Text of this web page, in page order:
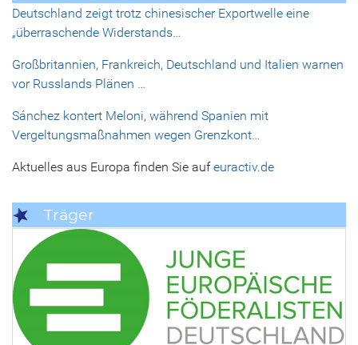
Deutschland zeigt trotz chinesischer Exportwelle eine
„überraschende Widerstands…
Großbritannien, Frankreich, Deutschland und Italien warnen
vor Russlands Plänen …
Sánchez kontert Meloni, während Spanien mit
Vergeltungsmaßnahmen wegen Grenzkont…
Aktuelles aus Europa finden Sie aufeuractiv.de
Träger